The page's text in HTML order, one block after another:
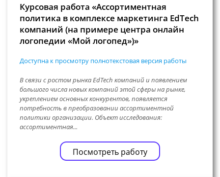
Курсовая работа «Ассортиментная
политика в комплексе маркетинга EdTech
компаний (на примере центра онлайн
логопедии «Мой логопед»)»
Доступна к просмотру полнотекстовая версия работы
В связи с ростом рынка EdTech компаний и появлением
большого числа новых компаний этой сферы на рынке,
укреплением основных конкурентов, появляется
потребность в преобразовании ассортиментной
политики организации. Объект исследования:
ассортиментная...
Посмотреть работу